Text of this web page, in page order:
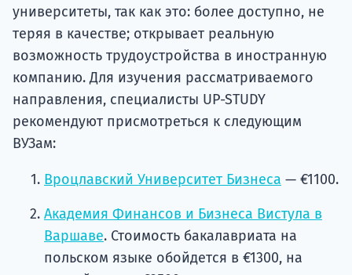
университеты, так как это: более доступно, не
теряя в качестве; открывает реальную
возможность трудоустройства в иностранную
компанию. Для изучения рассматриваемого
направления, специалисты UP-STUDY
рекомендуют присмотреться к следующим
ВУЗам:
Вроцлавский Университет Бизнеса — €1100.
Академия Финансов и Бизнеса Вистула в
Варшаве. Стоимость бакалавриата на
польском языке обойдется в €1300, на